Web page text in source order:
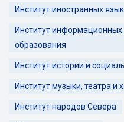
Институт иностранных
Институт информационных
образования
Институт истории и
Институт музыки, театра и
Институт народов Севера